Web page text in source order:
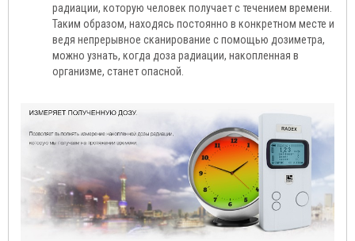
радиации, которую человек получает с течением времени.
Таким образом, находясь постоянно в конкретном месте и
ведя непрерывное сканирование с помощью дозиметра,
можно узнать, когда доза радиации, накопленная в
организме, станет опасной.